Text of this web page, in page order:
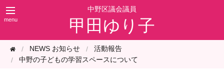
甲田ゆり子
NEWS お知らせ
活動報告
中野の子どもの学習スペースについて